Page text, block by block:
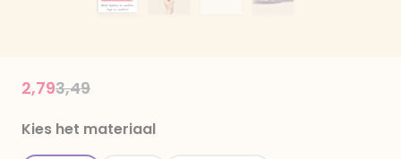
Price reduced from
3,49to
2,79
Kies het materiaal